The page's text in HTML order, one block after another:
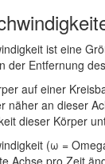
ist eine
der Entfernung
auf einer
näher an dieser
dieser Körper
(ω =
Achse pro Zeit